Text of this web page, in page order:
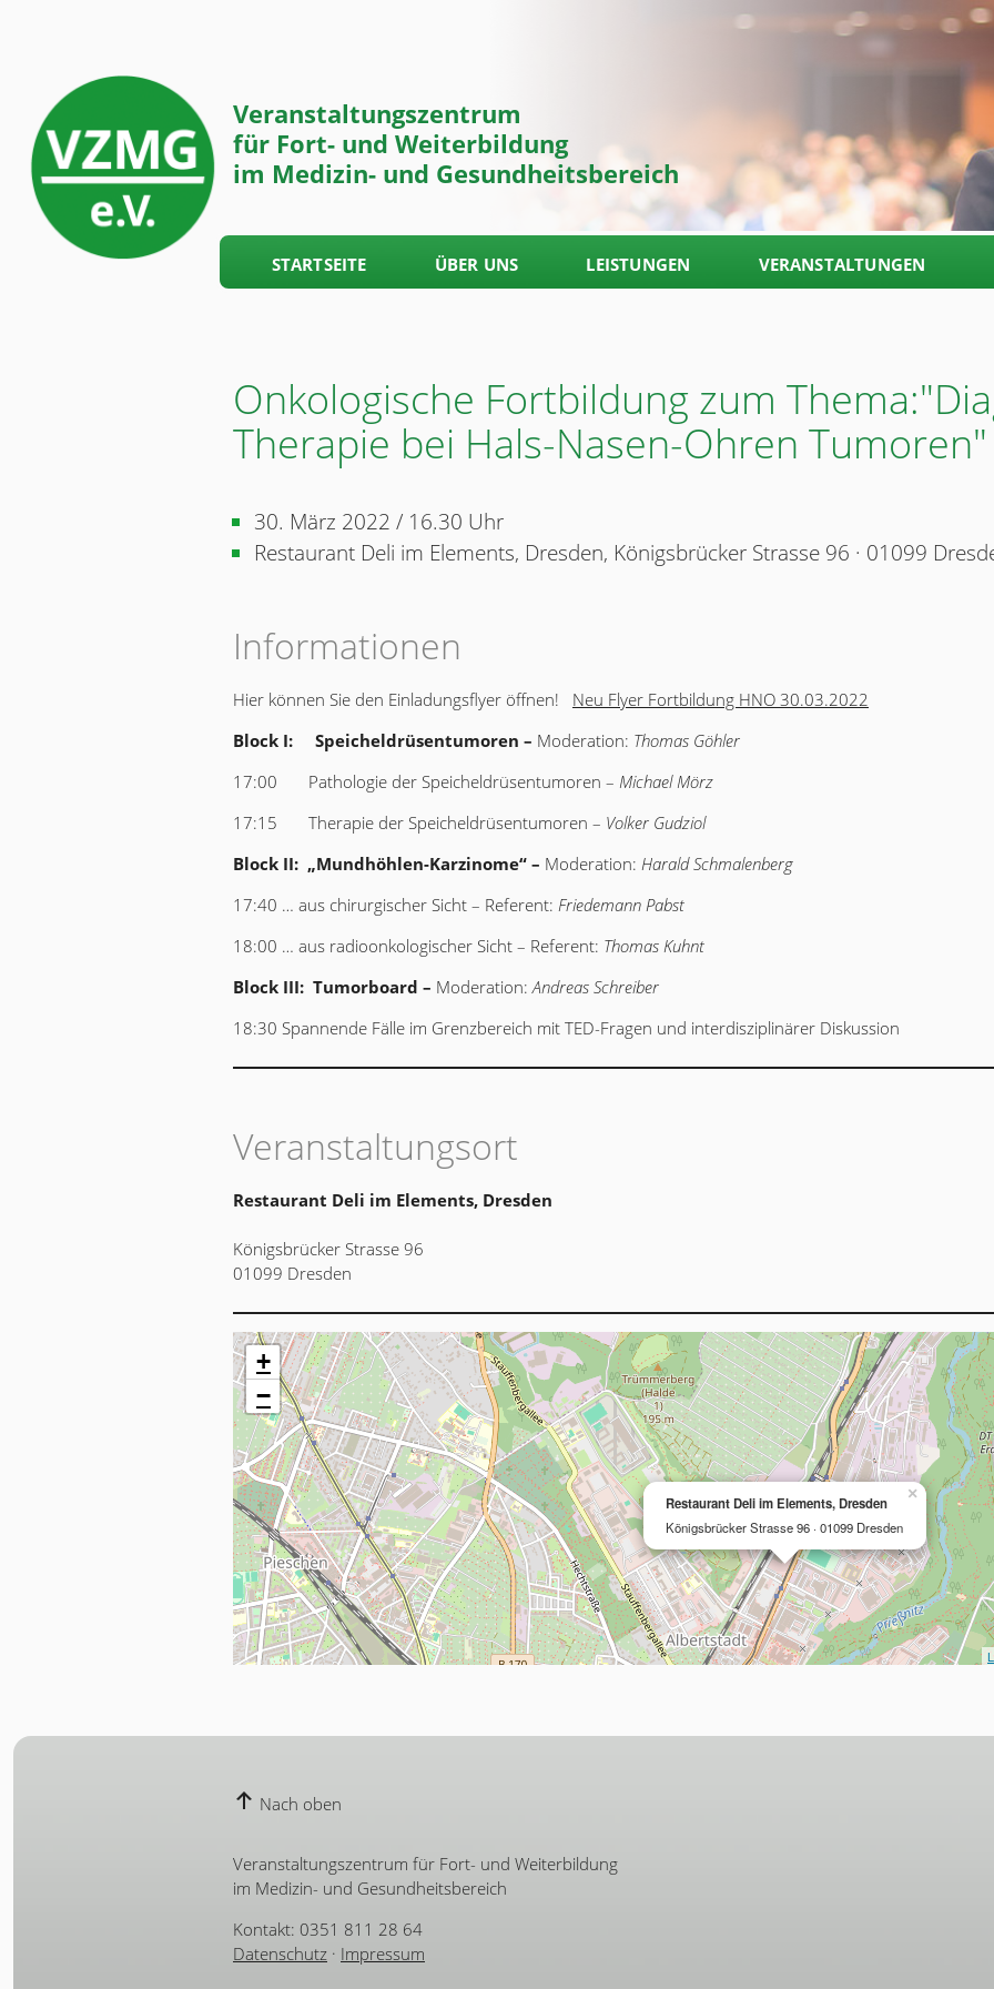
Veranstaltungszentrum
für Fort- und Weiterbildung
im Medizin- und Gesundheitsbereich
STARTSEITE ÜBER UNS LEISTUNGEN VERANSTALTUNGEN
Onkologische Fortbildung zum
Therapie bei Hals-Nasen-Ohren Tumoren"
30. März 2022 / 16.30 Uhr
Restaurant Deli im Elements, Dresden, Königsbrücker Strasse 96 · 01099
Informationen
Hier können Sie den Einladungsflyer öffnen! Neu Flyer Fortbildung HNO 30.03.2022
Block I: Speicheldrüsentumoren – Moderation: Thomas Göhler
17:00 Pathologie der Speicheldrüsentumoren – Michael Mörz
17:15 Therapie der Speicheldrüsentumoren – Volker Gudziol
Block II: „Mundhöhlen-Karzinome“ – Moderation: Harald Schmalenberg
17:40 … aus chirurgischer Sicht – Referent: Friedemann Pabst
18:00 … aus radioonkologischer Sicht – Referent: Thomas Kuhnt
Block III: Tumorboard – Moderation: Andreas Schreiber
18:30 Spannende Fälle im Grenzbereich mit TED-Fragen und interdisziplinärer Diskussion
Veranstaltungsort
Restaurant Deli im Elements, Dresden
Königsbrücker Strasse 96
01099 Dresden
Restaurant Deli im Elements, Dresden
Königsbrücker Strasse 96 · 01099 Dresden
×
+
−
Nach oben
Veranstaltungszentrum für Fort- und Weiterbildung
im Medizin- und Gesundheitsbereich
Kontakt: 0351 811 28 64
Datenschutz · Impressum